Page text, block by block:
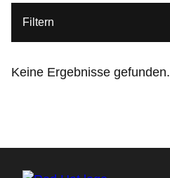
Filtern
Keine Ergebnisse gefunden.